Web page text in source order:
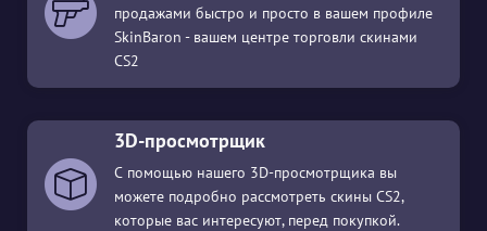
продажами быстро и просто в вашем профиле
SkinBaron - вашем центре торговли скинами
CS2
3D-просмотрщик
С помощью нашего 3D-просмотрщика вы
можете подробно рассмотреть скины CS2,
которые вас интересуют, перед покупкой.